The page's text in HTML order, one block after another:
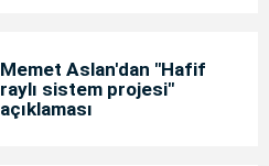
Memet Aslan'dan "Hafif
raylı sistem projesi"
açıklaması